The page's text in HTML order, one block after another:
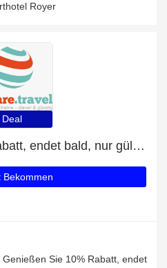
Royer
Deal
Genießen Sie 10% Rabatt, endet bald, nur gültig für Hotel Der Mohrenwirt
Bekommen
Sie 10% Rabatt, endet